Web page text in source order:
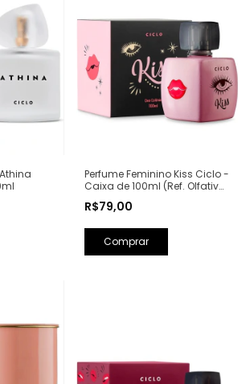
Perfume Feminino Kiss Ciclo -
Caixa de 100ml (Ref. Olfativa:
R$79,00